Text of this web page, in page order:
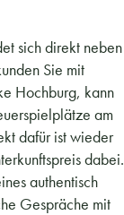
sich direkt neben
Sie mit
Hochburg, kann
am
dafür ist wieder
dabei.
authentisch
Gespräche mit